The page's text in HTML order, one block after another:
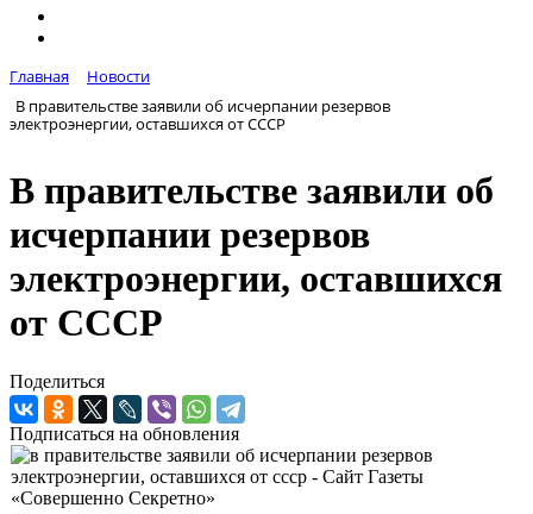
Главная
Новости
В правительстве заявили об исчерпании резервов
электроэнергии, оставшихся от СССР
В правительстве заявили об
исчерпании резервов
электроэнергии, оставшихся
от СССР
Поделиться
Подписаться на обновления